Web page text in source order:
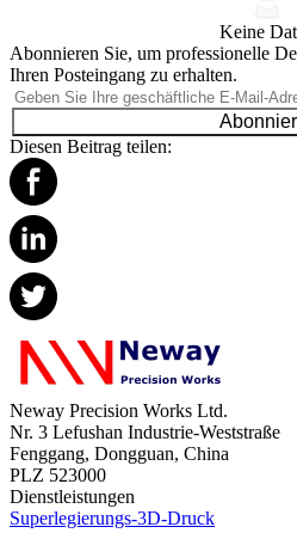
Keine
Abonnieren Sie, um professionelle
Ihren Posteingang zu erhalten.
Diesen Beitrag teilen:
Neway Precision Works Ltd.
Nr. 3 Lefushan Industrie-Weststraße
Fenggang, Dongguan, China
PLZ 523000
Dienstleistungen
Superlegierungs-3D-Druck